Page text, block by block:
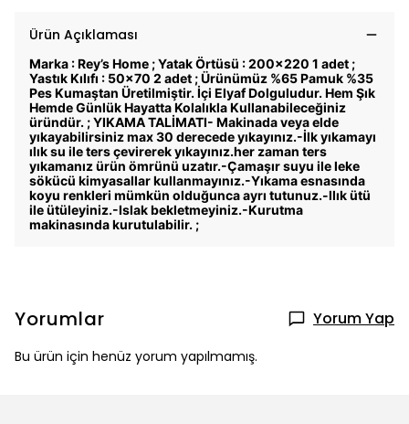
Ürün Açıklaması
Marka : Rey’s Home ; Yatak Örtüsü : 200x220 1 adet ;
Yastık Kılıfı : 50x70 2 adet ; Ürünümüz %65 Pamuk %35
Pes Kumaştan Üretilmiştir. İçi Elyaf Dolguludur. Hem Şık
Hemde Günlük Hayatta Kolalıkla Kullanabileceğiniz
üründür. ; YIKAMA TALİMATI- Makinada veya elde
yıkayabilirsiniz max 30 derecede yıkayınız.-İlk yıkamayı
ılık su ile ters çevirerek yıkayınız.her zaman ters
yıkamanız ürün ömrünü uzatır.-Çamaşır suyu ile leke
sökücü kimyasallar kullanmayınız.-Yıkama esnasında
koyu renkleri mümkün olduğunca ayrı tutunuz.-llık ütü
ile ütüleyiniz.-Islak bekletmeyiniz.-Kurutma
makinasında kurutulabilir. ;
Yorumlar Yorum Yap
Bu ürün için henüz yorum yapılmamış.